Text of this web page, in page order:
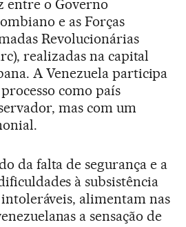
entre o Governo
e as Forças
Revolucionárias
realizadas na capital
A Venezuela participa
como país
mas com um
da falta de segurança e a
à subsistência
alimentam nas
a sensação de